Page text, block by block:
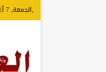
,الجمعة, 7 أغسطس، 2026 5:56 صباحًا